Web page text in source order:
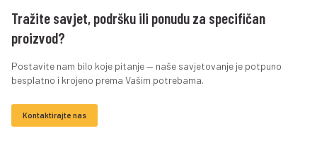
Tražite savjet, podršku ili ponudu za specifičan
proizvod?
Postavite nam bilo koje pitanje — naše savjetovanje je potpuno
besplatno i krojeno prema Vašim potrebama.
Kontaktirajte nas